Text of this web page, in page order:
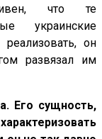
что те
украинские
он
развязал им
Его сущность,